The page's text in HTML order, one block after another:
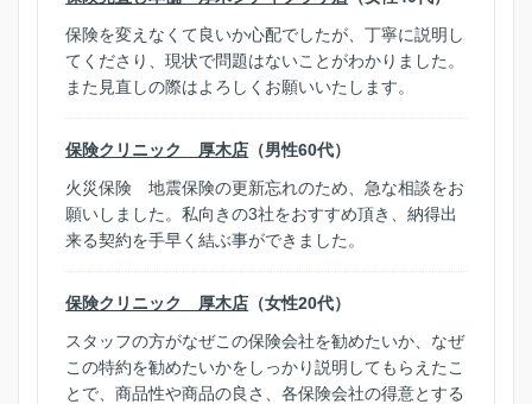
保険を変えなくて良いか心配でしたが、丁寧に説明し
てくださり、現状で問題はないことがわかりました。
また見直しの際はよろしくお願いいたします。
保険クリニック 厚木店 （男性60代）
火災保険 地震保険の更新忘れのため、急な相談をお
願いしました。私向きの3社をおすすめ頂き、納得出
来る契約を手早く結ぶ事ができました。
保険クリニック 厚木店 （女性20代）
スタッフの方がなぜこの保険会社を勧めたいか、なぜ
この特約を勧めたいかをしっかり説明してもらえたこ
とで、商品性や商品の良さ、各保険会社の得意とする